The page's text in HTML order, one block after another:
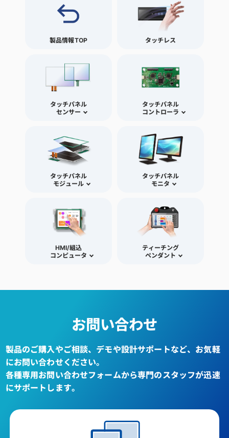
製品情報TOP タッチレス
タッチパネル
センサー
タッチパネル
コントローラ
タッチパネル
モジュール
タッチパネル
モニタ
HMI/組込
コンピュータ
ティーチング
ペンダント
お問い合わせ
製品のご購入やご相談、デモや設計サポートなど、お気軽
にお問い合わせください。
各種専用お問い合わせフォームから専門のスタッフが迅速
にサポートします。